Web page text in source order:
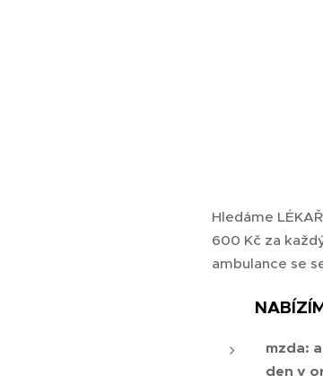
Hledáme
600 Kč za
ambulance se
💰
mzda:
den v